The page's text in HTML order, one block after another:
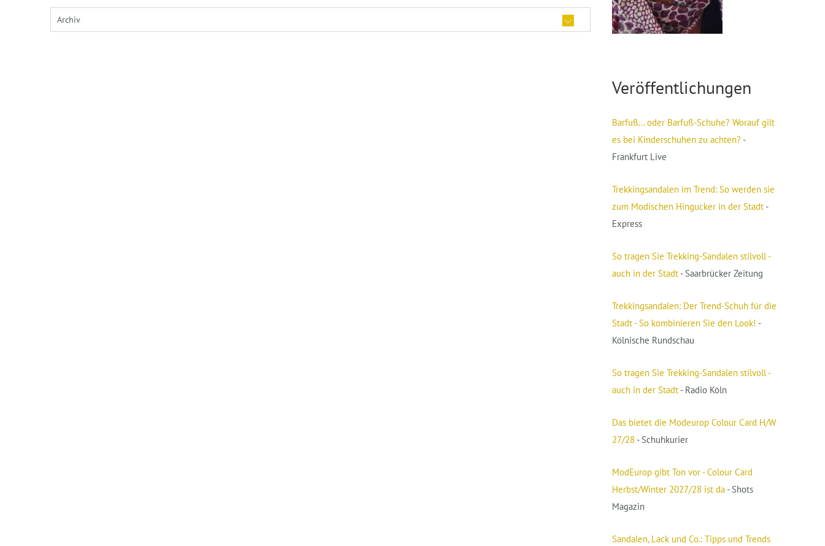
Veröffentlichungen
Barfuß... oder Barfuß-Schuhe? Worauf gilt
es bei Kinderschuhen zu achten? -
Frankfurt Live
Trekkingsandalen im Trend: So werden sie
zum Modischen Hingucker in der Stadt -
Express
So tragen Sie Trekking-Sandalen stilvoll -
auch in der Stadt - Saarbrücker Zeitung
Trekkingsandalen: Der Trend-Schuh für die
Stadt - So kombinieren Sie den Look! -
Kölnische Rundschau
So tragen Sie Trekking-Sandalen stilvoll -
auch in der Stadt - Radio Köln
Das bietet die Modeurop Colour Card H/W
27/28 - Schuhkurier
ModEurop gibt Ton vor - Colour Card
Herbst/Winter 2027/28 ist da - Shots
Magazin
Sandalen, Lack und Co.: Tipps und Trends